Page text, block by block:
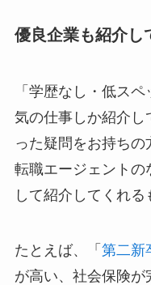
優良企業も紹介し
「学歴なし・低ス
気の仕事しか紹介し
った疑問をお持ちの
転職エージェントの
して紹介してくれる
たとえば、「 第二新
が高い、社会保険